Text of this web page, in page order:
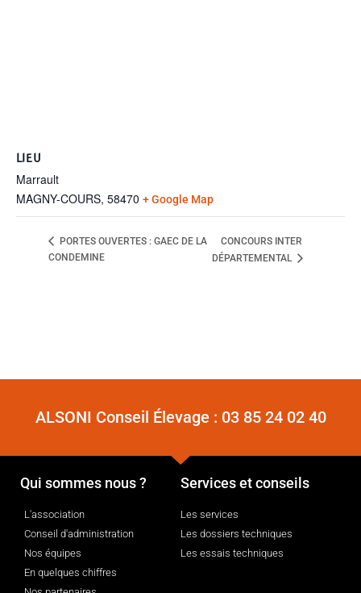
LIEU
Marrault
MAGNY-COURS, 58470 + Google Map
PORTES OUVERTES : GAEC DE LA
CONDEMINE
CONCOURS INTER
DÉPARTEMENTAL
ALSONI Conseil Élevage : 03 85 24 02 40
Qui sommes nous ?
L'association
Conseil d'administration
Nos équipes
En quelques chiffres
Services et conseils
Les services
Les dossiers techniques
Les essais techniques